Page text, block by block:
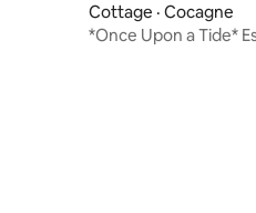
Cottage · Cocagne
*Once Upon a Tide*